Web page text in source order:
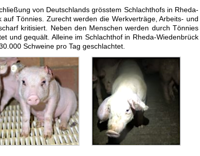
von Deutschlands grösstem Schlachthofs in Rheda-
Tönnies. Zurecht werden die Werkverträge, Arbeits- und
kritisiert. Neben den Menschen werden durch Tönnies
und gequält. Alleine im Schlachthof in Rheda-Wiedenbrück
Schweine pro Tag geschlachtet.